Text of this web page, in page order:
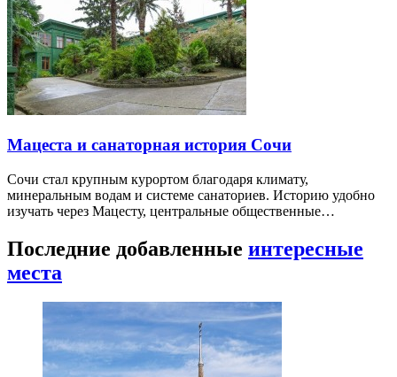
Мацеста и санаторная история Сочи
Сочи стал крупным курортом благодаря климату,
минеральным водам и системе санаториев. Историю удобно
изучать через Мацесту, центральные общественные…
Последние добавленные интересные
места